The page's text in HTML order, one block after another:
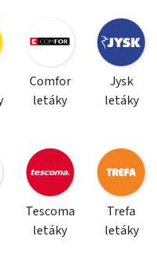
Comfor
letáky
Jysk
letáky
Tescoma
letáky
Trefa
letáky